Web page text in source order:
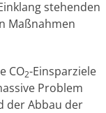
stehenden
Maßnahmen
CO2-Einsparziele
Problem
der Abbau der